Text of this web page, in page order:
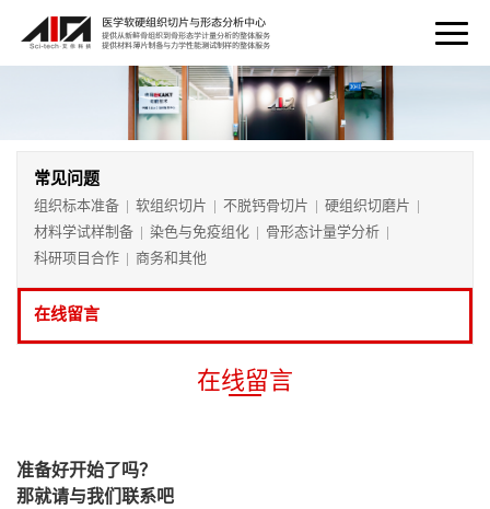
常见问题
组织标本准备 | 软组织切片 | 不脱钙骨切片 | 硬组织切磨片 |
材料学试样制备 | 染色与免疫组化 | 骨形态计量学分析 |
科研项目合作 | 商务和其他
在线留言
在线留言
准备好开始了吗？
那就请与我们联系吧